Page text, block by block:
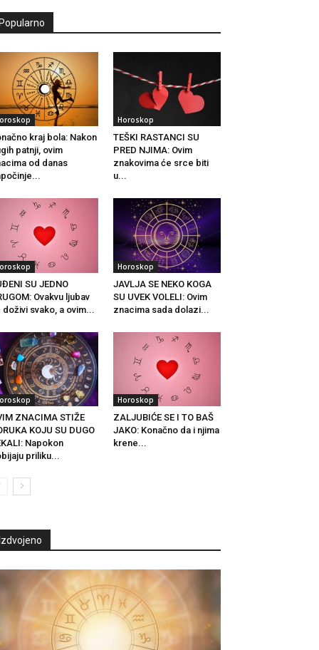
Popularno
kraj bola: Nakon
patnji, ovim
od danas
Horoskop
TEŠKI RASTANCI SU
PRED NJIMA: Ovim
znakovima će srce biti
u...
SU JEDNO
Ovakvu ljubav
doživi svako, a ovim...
Horoskop
JAVLJA SE NEKO KOGA
SU UVEK VOLELI: Ovim
znacima sada dolazi...
ZNACIMA STIŽE
KOJU SU DUGO
Napokon
priliku...
Horoskop
ZALJUBIĆE SE I TO BAŠ
JAKO: Konačno da i njima
krene...
Izdvojeno